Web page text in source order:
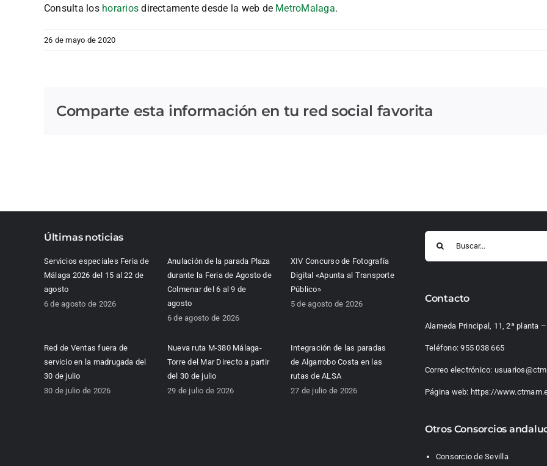
Consulta los horarios directamente desde la web de MetroMalaga.
26 de mayo de 2020
Comparte esta información en tu red social favorita
Últimas noticias
Servicios especiales Feria de
Málaga 2026 del 15 al 22 de
agosto
6 de agosto de 2026
Anulación de la parada Plaza
durante la Feria de Agosto de
Colmenar del 6 al 9 de
agosto
6 de agosto de 2026
XIV Concurso de Fotografía
Digital «Apunta al Transporte
Público»
5 de agosto de 2026
Red de Ventas fuera de
servicio en la madrugada del
30 de julio
30 de julio de 2026
Nueva ruta M-380 Málaga-
Torre del Mar Directo a partir
del 30 de julio
29 de julio de 2026
Integración de las paradas
de Algarrobo Costa en las
rutas de ALSA
27 de julio de 2026
Contacto
Alameda Principal, 11, 2ª planta
Teléfono:955 038 665
Correo electrónico:
Página web: https://
Otros Consorcios
Consorcio de Sevilla